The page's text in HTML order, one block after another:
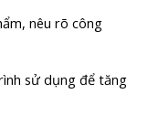
nêu rõ công
sử dụng để tăng